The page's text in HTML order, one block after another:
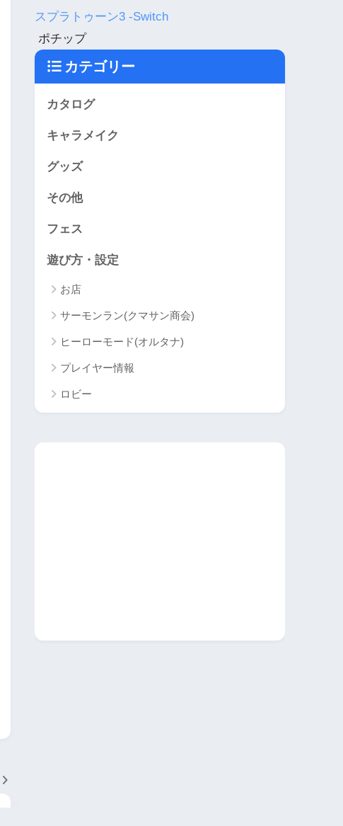
スプラトゥーン3 -Switch
ポチップ
カテゴリー
カタログ
キャラメイク
グッズ
その他
フェス
遊び方・設定
お店
サーモンラン(クマサン商会)
ヒーローモード(オルタナ)
プレイヤー情報
ロビー